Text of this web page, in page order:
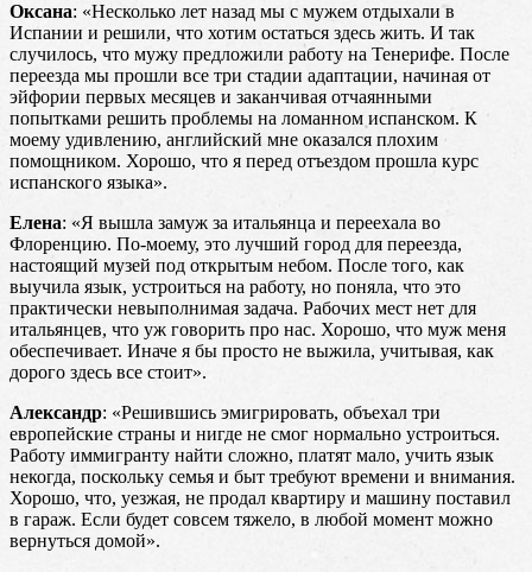
Оксана: «Несколько лет назад мы с мужем отдыхали в
Испании и решили, что хотим остаться здесь жить. И так
случилось, что мужу предложили работу на Тенерифе. После
переезда мы прошли все три стадии адаптации, начиная от
эйфории первых месяцев и заканчивая отчаянными
попытками решить проблемы на ломанном испанском. К
моему удивлению, английский мне оказался плохим
помощником. Хорошо, что я перед отъездом прошла курс
испанского языка».
Елена: «Я вышла замуж за итальянца и переехала во
Флоренцию. По-моему, это лучший город для переезда,
настоящий музей под открытым небом. После того, как
выучила язык, устроиться на работу, но поняла, что это
практически невыполнимая задача. Рабочих мест нет для
итальянцев, что уж говорить про нас. Хорошо, что муж меня
обеспечивает. Иначе я бы просто не выжила, учитывая, как
дорого здесь все стоит».
Александр: «Решившись эмигрировать, объехал три
европейские страны и нигде не смог нормально устроиться.
Работу иммигранту найти сложно, платят мало, учить язык
некогда, поскольку семья и быт требуют времени и внимания.
Хорошо, что, уезжая, не продал квартиру и машину поставил
в гараж. Если будет совсем тяжело, в любой момент можно
вернуться домой».